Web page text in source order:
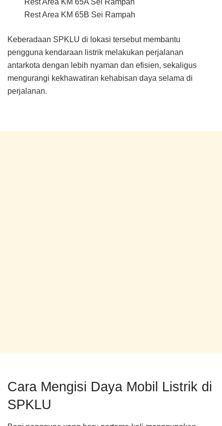
Rest Area KM 65A Sei Rampah
Rest Area KM 65B Sei Rampah
Keberadaan SPKLU di lokasi tersebut membantu
pengguna kendaraan listrik melakukan perjalanan
antarkota dengan lebih nyaman dan efisien, sekaligus
mengurangi kekhawatiran kehabisan daya selama di
perjalanan.
Cara Mengisi Daya Mobil Listrik di
SPKLU